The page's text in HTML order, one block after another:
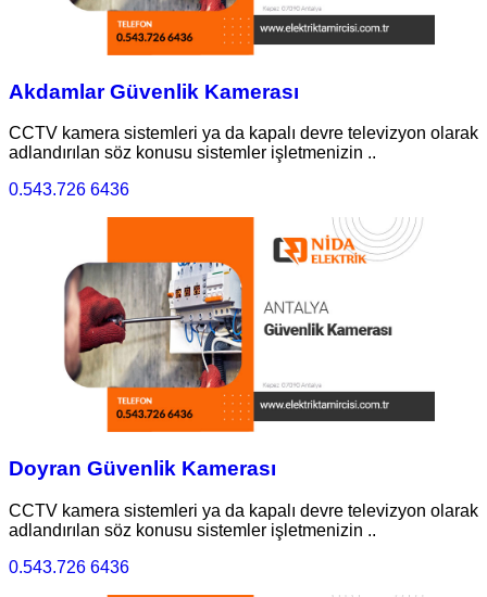
Akdamlar Güvenlik Kamerası
CCTV kamera sistemleri ya da kapalı devre televizyon olarak
adlandırılan söz konusu sistemler işletmenizin ..
0.543.726 6436
Doyran Güvenlik Kamerası
CCTV kamera sistemleri ya da kapalı devre televizyon olarak
adlandırılan söz konusu sistemler işletmenizin ..
0.543.726 6436